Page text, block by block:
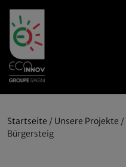
Startseite / Unsere Projekte /
Bürgersteig